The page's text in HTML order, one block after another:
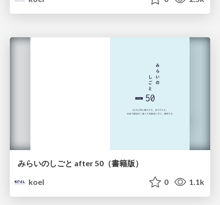
みらいのしごと after 50（書籍版）
koel
0 1.1k